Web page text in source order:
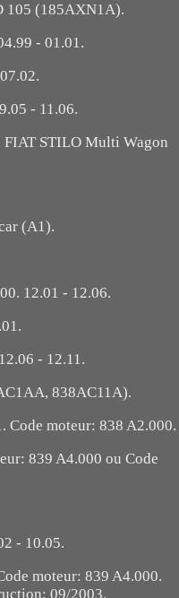
105 (185AXN1A).
- 01.01.
- 11.06.
FIAT STILO Multi Wagon
(A1).
12.01 - 12.06.
- 12.11.
838AC11A).
Code moteur: 838 A2.000.
839 A4.000 ou Code
- 10.05.
moteur: 839 A4.000.
09/2003.